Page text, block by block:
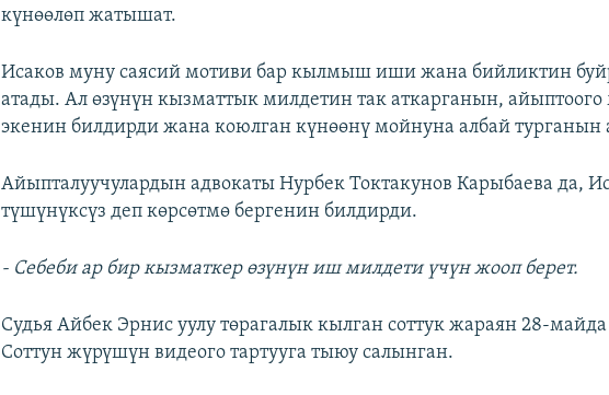
күнөөлөп жатышат.
Исаков муну саясий мотиви бар кылмыш иши жана бийликтин
атады. Ал өзүнүн кызматтык милдетин так аткарганын, айыптоого
экенин билдирди жана коюлган күнөөнү мойнуна албай турганын
Айыпталуучулардын адвокаты Нурбек Токтакунов Карыбаева да,
түшүнүксүз деп көрсөтмө бергенин билдирди.
- Себеби ар бир кызматкер өзүнүн иш милдети үчүн жооп берет.
Судья Айбек Эрнис уулу төрагалык кылган соттук жараян 28-
Соттун жүрүшүн видеого тартууга тыюу салынган.